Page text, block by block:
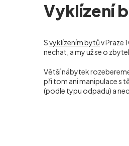
Vyklízení
Svyklízením bytův Praze
nechat, a my už se o
Větší nábytek
při tom ani manipulace s
(podle typu odpadu) a